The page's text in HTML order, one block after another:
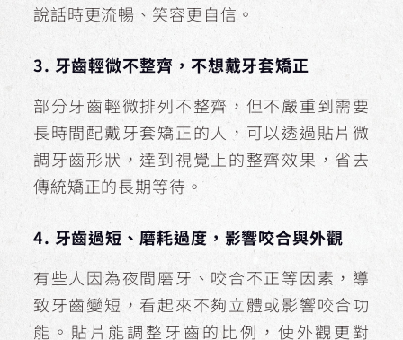
說話時更流暢、笑容更自信。
3. 牙齒輕微不整齊，不想戴牙套矯正
部分牙齒輕微排列不整齊，但不嚴重到需要
長時間配戴牙套矯正的人，可以透過貼片微
調牙齒形狀，達到視覺上的整齊效果，省去
傳統矯正的長期等待。
4. 牙齒過短、磨耗過度，影響咬合與外觀
有些人因為夜間磨牙、咬合不正等因素，導
致牙齒變短，看起來不夠立體或影響咬合功
能。貼片能調整牙齒的比例，使外觀更對